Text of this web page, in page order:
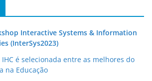
Interactive Systems & Information
(InterSys2023)
é selecionada entre as melhores do
na Educação